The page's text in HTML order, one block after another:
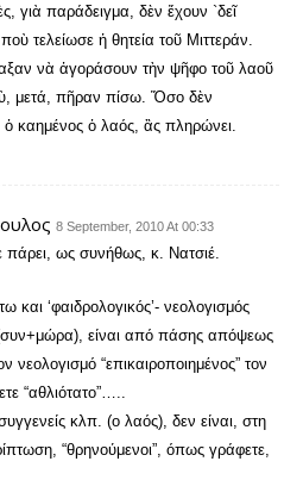
γιὰ παράδειγμα, δὲν ἔχουν `δεῖ
τελείωσε ἡ θητεία τοῦ Μιττεράν.
νὰ ἀγοράσουν τὴν ψῆφο τοῦ λαοῦ
μετά, πῆραν πίσω. Ὅσο δὲν
ὁ καημένος ὁ λαός, ἂς πληρώνει.
8 September, 2010 At 00:33
πάρει, ως συνήθως, κ. Νατσιέ.
και ‘φαιδρολογικός’- νεολογισμός
είναι από πάσης απόψεως
νεολογισμό “επικαιροποιημένος” τον
“αθλιότατο”…..
κλπ. (ο λαός), δεν είναι, στη
“θρηνούμενοι”, όπως γράφετε,